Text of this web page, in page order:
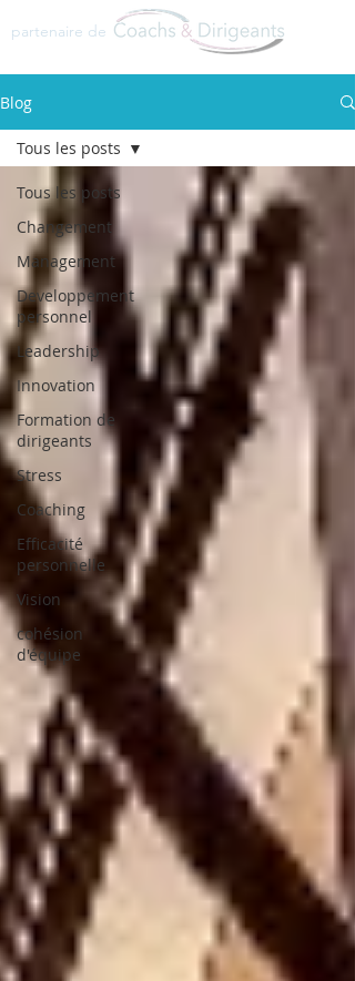
partenaire de
Blog
Tous les posts
Changement
Management
Developpement
personnel
Leadership
Innovation
Formation de
dirigeants
Stress
Coaching
Efficacité
personnelle
Vision
cohésion
d'équipe
Tous les posts